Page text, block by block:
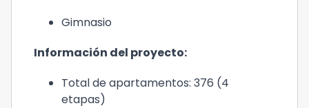
Gimnasio
Información del proyecto:
Total de apartamentos: 376 (4
etapas)